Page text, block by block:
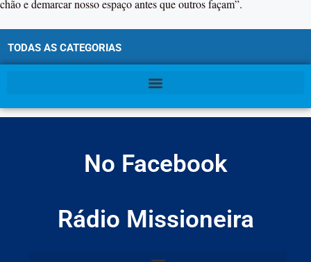
chão e demarcar nosso espaço antes que outros façam”.
TODAS AS CATEGORIAS
No Facebook
Rádio Missioneira